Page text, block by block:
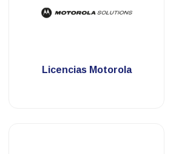
Licencias Motorola